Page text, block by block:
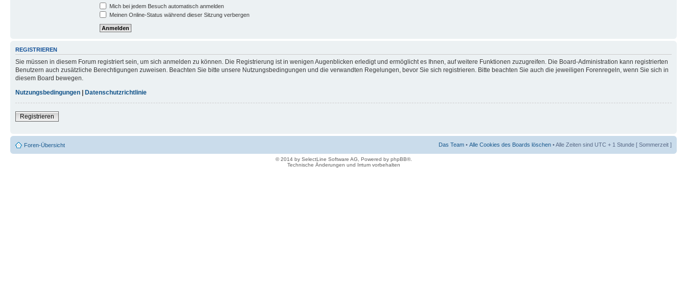
Mich bei jedem Besuch automatisch anmelden
Meinen Online-Status während dieser Sitzung verbergen
REGISTRIEREN
Sie müssen in diesem Forum registriert sein, um sich anmelden zu können. Die Registrierung ist in wenigen Augenblicken erledigt und ermöglicht es Ihnen, auf weitere Funktionen zuzugreifen. Die Board-Administration kann registrierten
Benutzern auch zusätzliche Berechtigungen zuweisen. Beachten Sie bitte unsere Nutzungsbedingungen und die verwandten Regelungen, bevor Sie sich registrieren. Bitte beachten Sie auch die jeweiligen Forenregeln, wenn Sie sich in
diesem Board bewegen.
Nutzungsbedingungen | Datenschutzrichtlinie
Registrieren
Foren-Übersicht Das Team • Alle Cookies des Boards löschen • Alle Zeiten sind UTC + 1 Stunde [ Sommerzeit ]
© 2014 by SelectLine Software AG, Powered by phpBB®.
Technische Änderungen und Irrtum vorbehalten